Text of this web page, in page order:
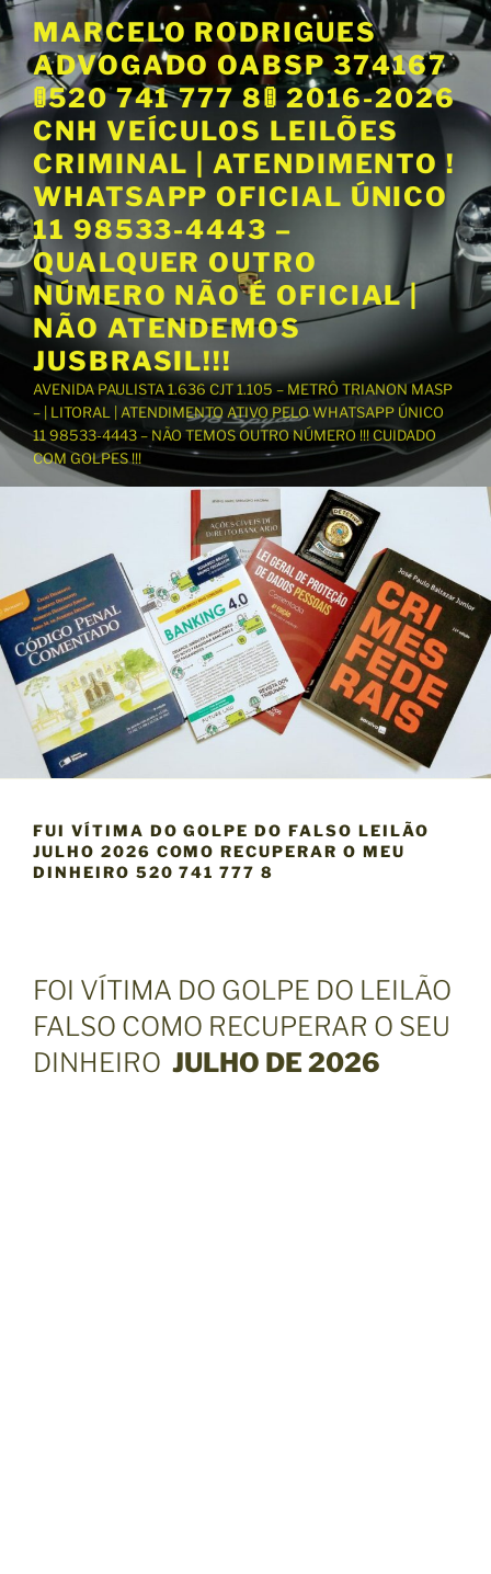
P
u
a
r
r
a
o
c
o
n
t
ú
d
MARCELO RODRIGUES
ADVOGADO OABSP 374167
🚦520 741 777 8🚦 2016-2026
CNH VEÍCULOS LEILÕES
CRIMINAL | ATENDIMENTO !
WHATSAPP OFICIAL ÚNICO
11 98533-4443 –
QUALQUER OUTRO
NÚMERO NÃO É OFICIAL |
NÃO ATENDEMOS
JUSBRASIL!!!
AVENIDA PAULISTA 1.636 CJT 1.105 – METRÔ TRIANON MASP
– | LITORAL | ATENDIMENTO ATIVO PELO WHATSAPP ÚNICO
11 98533-4443 – NÃO TEMOS OUTRO NÚMERO !!! CUIDADO
COM GOLPES !!!
FUI VÍTIMA DO GOLPE DO FALSO LEILÃO
JULHO 2026 COMO RECUPERAR O MEU
DINHEIRO 520 741 777 8
FOI VÍTIMA DO GOLPE DO LEILÃO
FALSO COMO RECUPERAR O SEU
DINHEIRO JULHO DE 2026